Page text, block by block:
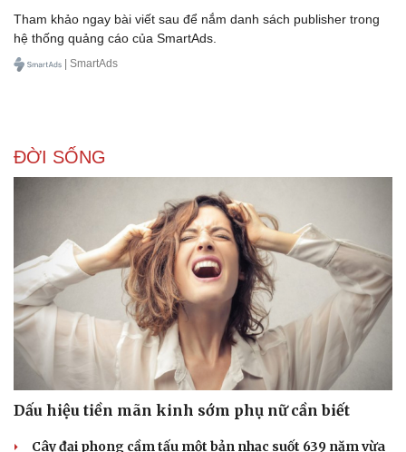
Tham khảo ngay bài viết sau để nắm danh sách publisher trong
hệ thống quảng cáo của SmartAds.
| SmartAds
ĐỜI SỐNG
Dấu hiệu tiền mãn kinh sớm phụ nữ cần biết
Cây đại phong cầm tấu một bản nhạc suốt 639 năm vừa